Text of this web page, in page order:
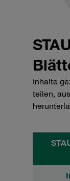
Inhalte
teilen,